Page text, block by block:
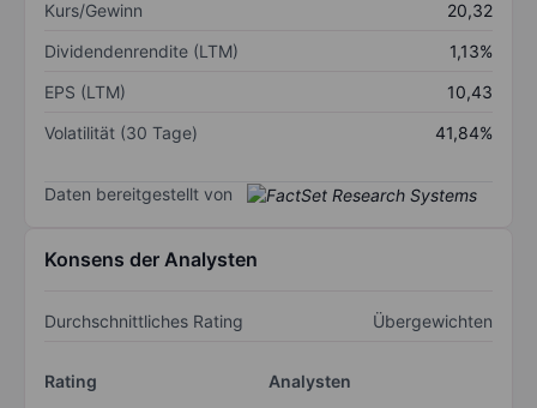
Kurs/Gewinn
20,32
Dividendenrendite (LTM)
1,13%
EPS (LTM)
10,43
Volatilität (30 Tage)
41,84%
Daten bereitgestellt von
Konsens der Analysten
Durchschnittliches Rating Übergewichten
Rating
Analysten